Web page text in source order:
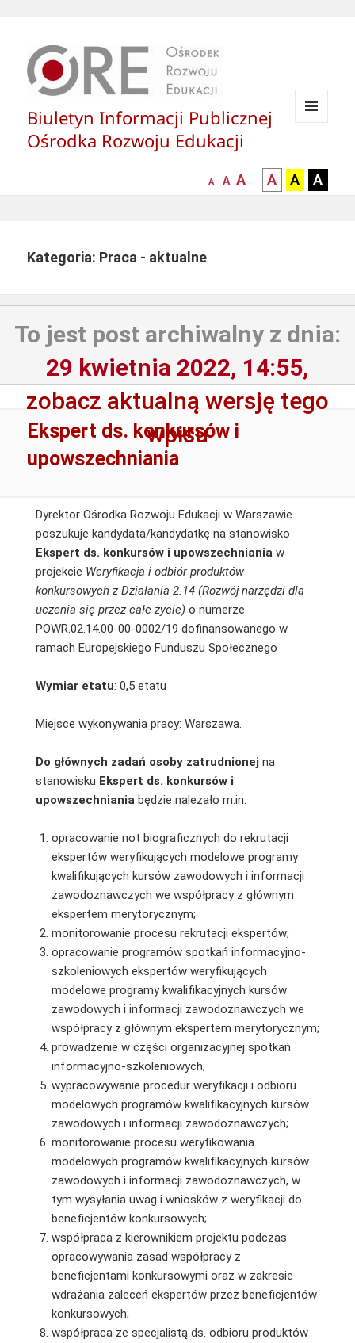
Biuletyn Informacji Publicznej
Ośrodka Rozwoju Edukacji
mniejsza
A
normalna
A
większa-
czcionka
A
kontrast
czarny
A
kontrast
czarny
A
żółty
A
Kategoria: Praca - aktualne
To jest post archiwalny z dnia:
29 kwietnia 2022, 14:55,
zobacz aktualną wersję tego
wpisu
Ekspert ds. konkursów i
upowszechniania
Dyrektor Ośrodka Rozwoju Edukacji w Warszawie
poszukuje kandydata/kandydatkę na stanowisko
Ekspert ds. konkursów i upowszechnianiaw
projekcie Weryfikacja i odbiór produktów
konkursowych z Działania 2.14 (Rozwój narzędzi dla
uczenia się przez całe życie) o numerze
POWR.02.14.00-00-0002/19 dofinansowanego w
ramach Europejskiego Funduszu Społecznego
Wymiar etatu: 0,5 etatu
Miejsce wykonywania pracy: Warszawa.
Do głównych zadań osoby zatrudnionej na
stanowisku Ekspert ds. konkursów i
upowszechniania będzie należało m.in:
opracowanie not biograficznych do rekrutacji
ekspertów weryfikujących modelowe programy
kwalifikujących kursów zawodowych i informacji
zawodoznawczych we współpracy z głównym
ekspertem merytorycznym;
monitorowanie procesu rekrutacji ekspertów;
opracowanie programów spotkań informacyjno-
szkoleniowych ekspertów weryfikujących
modelowe programy kwalifikacyjnych kursów
zawodowych i informacji zawodoznawczych we
współpracy z głównym ekspertem merytorycznym;
prowadzenie w części organizacyjnej spotkań
informacyjno-szkoleniowych;
wypracowywanie procedur weryfikacji i odbioru
modelowych programów kwalifikacyjnych kursów
zawodowych i informacji zawodoznawczych;
monitorowanie procesu weryfikowania
modelowych programów kwalifikacyjnych kursów
zawodowych i informacji zawodoznawczych, w
tym wysyłania uwag i wniosków z weryfikacji do
beneficjentów konkursowych;
współpraca z kierownikiem projektu podczas
opracowywania zasad współpracy z
beneficjentami konkursowymi oraz w zakresie
wdrażania zaleceń ekspertów przez beneficjentów
konkursowych;
współpraca ze specjalistą ds. odbioru produktów